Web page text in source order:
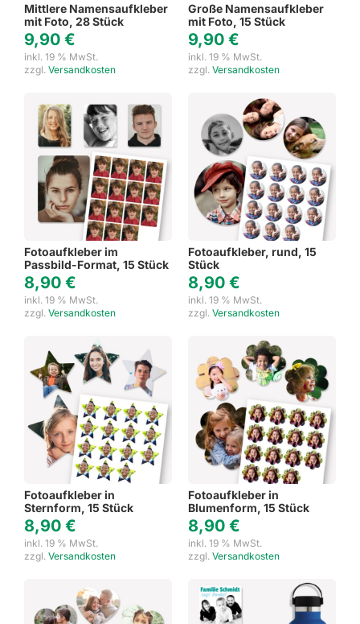
Mittlere Namensaufkleber
mit Foto, 28 Stück
9,90 €
inkl. 19 % MwSt.
zzgl. Versandkosten
Große Namensaufkleber
mit Foto, 15 Stück
9,90 €
inkl. 19 % MwSt.
zzgl. Versandkosten
Fotoaufkleber im
Passbild-Format, 15 Stück
8,90 €
inkl. 19 % MwSt.
zzgl. Versandkosten
Fotoaufkleber, rund, 15
Stück
8,90 €
inkl. 19 % MwSt.
zzgl. Versandkosten
Fotoaufkleber in
Sternform, 15 Stück
8,90 €
inkl. 19 % MwSt.
zzgl. Versandkosten
Fotoaufkleber in
Blumenform, 15 Stück
8,90 €
inkl. 19 % MwSt.
zzgl. Versandkosten